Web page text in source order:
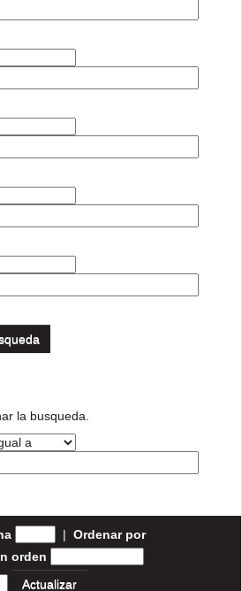
la busqueda.
| Ordenar por
orden